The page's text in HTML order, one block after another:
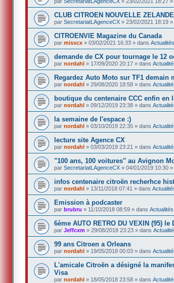
CLUB CITROEN NOUVELLE ZELANDE
parSecretariatLAgenceCX »23/02/2021 18:19
CITROENVIE Magazine du Canada
parmisscx »03/02/2021 16:33 » dansActualités
demande de CX pour tournage le 12
parnordahl » 17/09/2020 20:17 » dans
Regardez Auto Moto sur TF1 demain
parnordahl »29/08/2020 18:58 » dans
boutique du centenaire CCC enfin en
parnordahl »09/12/2019 23:38 » dans
la semaine de l'espace :)
parnordahl »03/10/2019 22:35 » dans
lecture site Agence CX
parnordahl »03/03/2019 23:21 » dans
"100 ans, 100 voitures" au Avignon
parSecretariatLAgenceCX »04/01/2019 10:30
infos centenaire citroën recherhce
parnordahl » 13/11/2018 07:41 » dans
Emission à podcaster
parbrubru » 11/10/2018 08:59 » dansActualités
6ème AUTO RETRO DU VEXIN (95)
parJeffcxm »29/08/2018 23:23 » dans
99 ans Citroen a Orleans
parnordahl » 19/05/2018 00:03 » dans
L'amicale Citroën a désigné la
Visa
parnordahl » 18/05/2018 23:58 » dans